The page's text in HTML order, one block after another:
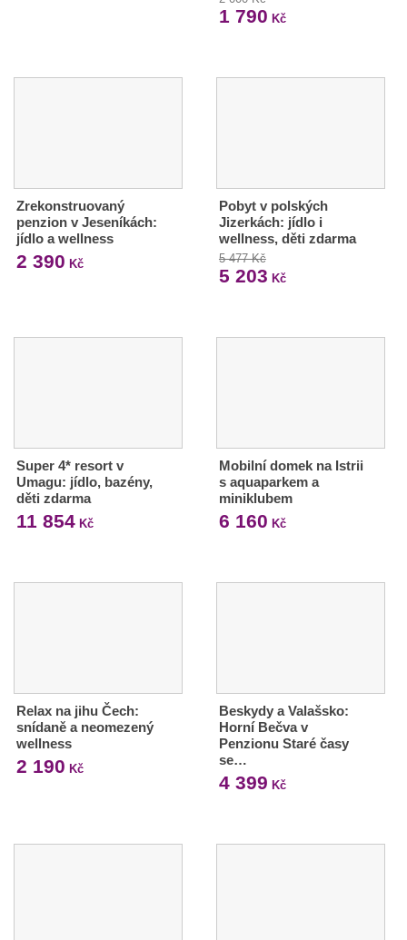
1 790 Kč
Zrekonstruovaný
penzion v Jeseníkách:
jídlo a wellness
2 390 Kč
Pobyt v polských
Jizerkách: jídlo i
wellness, děti zdarma
5 477 Kč
5 203 Kč
Super 4* resort v
Umagu: jídlo, bazény,
děti zdarma
11 854 Kč
Mobilní domek na Istrii
s aquaparkem a
miniklubem
6 160 Kč
Relax na jihu Čech:
snídaně a neomezený
wellness
2 190 Kč
Beskydy a Valašsko:
Horní Bečva v
Penzionu Staré časy
se…
4 399 Kč